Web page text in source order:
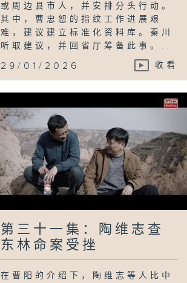
或周边县市人，并安排分头行动。
其中，曹忠恕的指纹工作进展艰
难，建议建立标准化资料库。秦川
听取建议，并回省厅筹备此事。...
29/01/2026 收看
第三十一集：陶维志查
东林命案受挫
在曹阳的介绍下，陶维志等人比中